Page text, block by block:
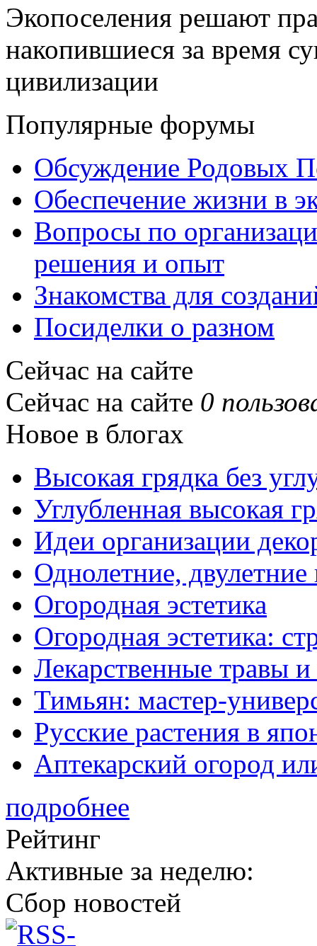
Экопоселения решают
накопившиеся за время
цивилизации
Популярные форумы
Обсуждение Родовых
Обеспечение жизни в
Вопросы по
решения и опыт
Знакомства для
Посиделки о разном
Сейчас на сайте
Сейчас на сайте 0
Новое в блогах
Высокая грядка без
Углубленная высокая
Идеи организации
Однолетние,
Огородная эстетика
Огородная эстетика:
Лекарственные травы и
Тимьян: мастер-
Русские растения в
Аптекарский огород
подробнее
Рейтинг
Активные за неделю:
Сбор новостей